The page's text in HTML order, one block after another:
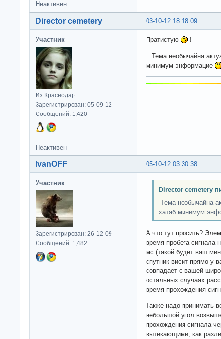
Неактивен
03-10-12 18:18:09
Director cemetery
Участник
Из Краснодар
Зарегистрирован: 05-09-12
Сообщений: 1,420
Пратистую !
Тема необычайна
минимум энформацие
Неактивен
05-10-12 03:30:38
IvanOFF
Участник
Зарегистрирован: 26-12-09
Сообщений: 1,482
Director cemetery
Тема необычайна
хатяб минимум
А что тут просить?
время пробега сигнала
мс (такой будет ваш
спутник висит прямо у
совпадает с вашей
остальных случаях
время прохождения
Также надо принимать
небольшой угол
прохождения сигнала
вытекающими, как